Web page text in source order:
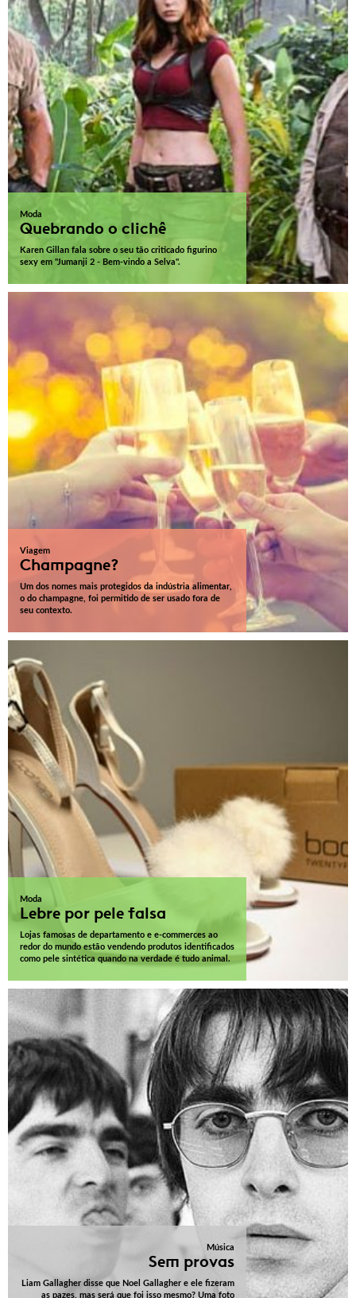
Moda
Quebrando o clichê
Karen Gillan fala sobre o seu tão criticado figurino
sexy em "Jumanji 2 - Bem-vindo a Selva".
Viagem
Champagne?
Um dos nomes mais protegidos da indústria alimentar,
o do champagne, foi permitido de ser usado fora de
seu contexto.
Moda
Lebre por pele falsa
Lojas famosas de departamento e e-commerces ao
redor do mundo estão vendendo produtos identificados
como pele sintética quando na verdade é tudo animal.
Música
Sem provas
Liam Gallagher disse que Noel Gallagher e ele fizeram
as pazes, mas será que foi isso mesmo? Uma foto